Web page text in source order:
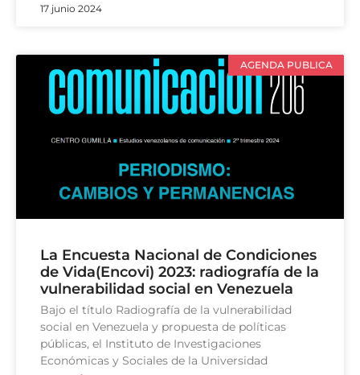
17 junio 2024
AGENDA PUBLICA
La Encuesta Nacional de Condiciones
de Vida(Encovi) 2023: radiografía de la
vulnerabilidad social en Venezuela
Bajo el título Radiografía de la vulnerabilidad
social en Venezuela y propuesta de políticas
públicas, el Instituto de Investigaciones
Económicas y Sociales de la Universidad